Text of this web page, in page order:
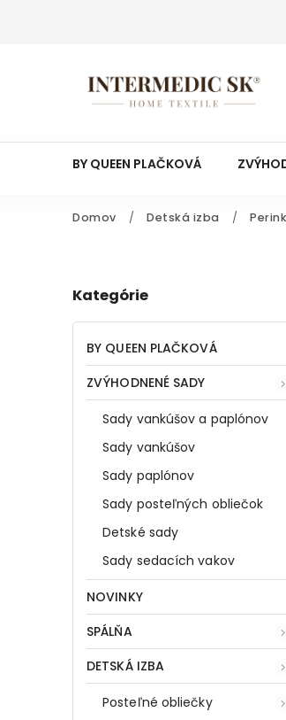
BY QUEEN PLAČKOVÁ
Domov / Detská izba /
Kategórie
BY QUEEN PLAČKOVÁ
ZVÝHODNENÉ SADY
Sady vankúšov a paplónov
Sady vankúšov
Sady paplónov
Sady posteľných obliečok
Detské sady
Sady sedacích vakov
NOVINKY
SPÁLŇA
DETSKÁ IZBA
Posteľné obliečky